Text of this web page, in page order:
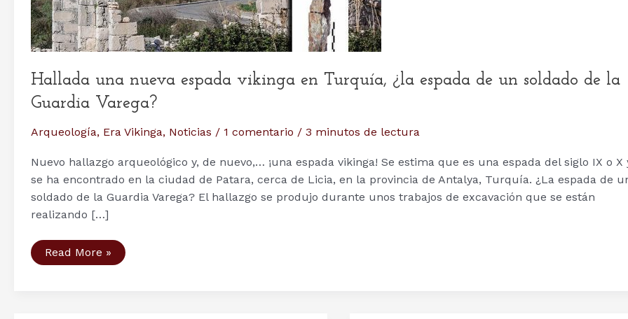
Hallada una nueva espada vikinga en Turquía, ¿la espada de un soldado de la
Guardia Varega?
Arqueología, Era Vikinga, Noticias / 1 comentario / 3 minutos de lectura
Nuevo hallazgo arqueológico y, de nuevo,… ¡una espada vikinga! Se estima que es una espada del siglo IX o X
se ha encontrado en la ciudad de Patara, cerca de Licia, en la provincia de Antalya, Turquía. ¿La espada de
soldado de la Guardia Varega? El hallazgo se produjo durante unos trabajos de excavación que se están
realizando […]
Hallada
una
Read More »